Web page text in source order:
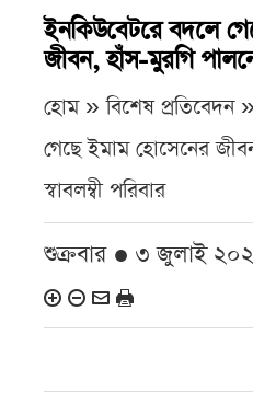
ইনকিউবেটরে বদলে
জীবন, হাঁস-মুরগি
হোম » বিশেষ প্রতিবেদন
গেছে ইমাম হোসেনের
স্বাবলম্বী পরিবার
শুক্রবার ● ৩ জুলাই